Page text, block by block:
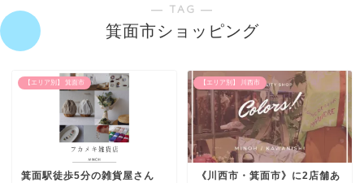
― TAG ―
箕面市ショッピング
【エリア別】 箕面市
箕面駅徒歩5分の雑貨屋さん
【エリア別】 川西市
《川西市・箕面市》に2店舗あ